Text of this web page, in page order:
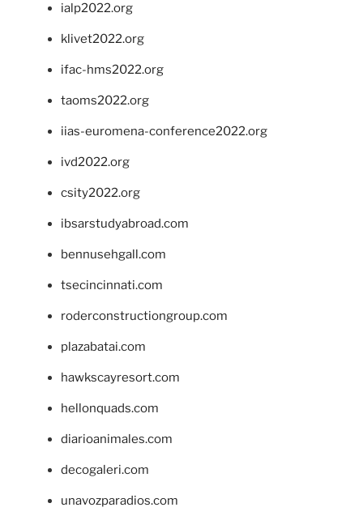
ialp2022.org
klivet2022.org
ifac-hms2022.org
taoms2022.org
iias-euromena-conference2022.org
ivd2022.org
csity2022.org
ibsarstudyabroad.com
bennusehgall.com
tsecincinnati.com
roderconstructiongroup.com
plazabatai.com
hawkscayresort.com
hellonquads.com
diarioanimales.com
decogaleri.com
unavozparadios.com